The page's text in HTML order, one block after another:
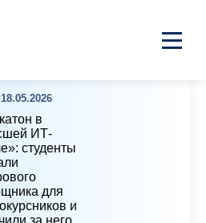
18.05.2026